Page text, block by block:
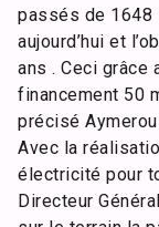
passés de
aujourd’hui et
ans . Ceci grâce
financement 50
précisé
Avec la
électricité pour
Directeur